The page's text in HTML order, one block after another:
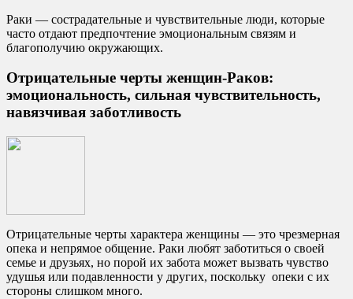
Раки — сострадательные и чувствительные люди, которые
часто отдают предпочтение эмоциональным связям и
благополучию окружающих.
Отрицательные черты женщин-Раков:
эмоциональность, сильная чувствительность,
навязчивая заботливость
Отрицательные черты характера женщины — это чрезмерная
опека и непрямое общение. Раки любят заботиться о своей
семье и друзьях, но порой их забота может вызвать чувство
удушья или подавленности у других, поскольку опеки с их
стороны слишком много.